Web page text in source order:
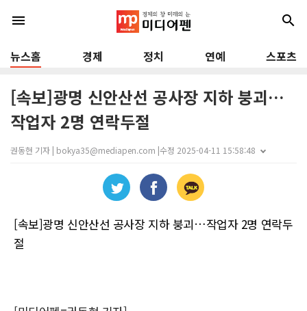
menu search
뉴스홈 경제 정치 연예 스포츠
[속보]광명 신안산선 공사장 지하 붕괴…
작업자 2명 연락두절
권동현 기자 | bokya35@mediapen.com |수정 2025-04-11 15:58:48
[속보]광명 신안산선 공사장 지하 붕괴…작업자 2명 연락두
절